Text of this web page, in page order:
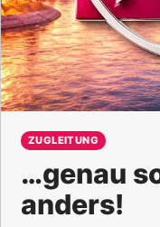
ZUGLEITUNG
…genau
anders!